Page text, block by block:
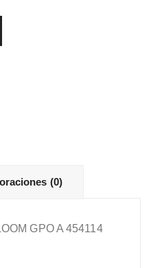
(0)
GPO A 454114